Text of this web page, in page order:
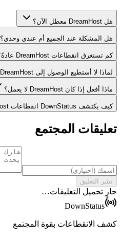
هل DreamHost معطل الآن؟
هل المشكلة عند الجميع أم عندي وحدي؟
كم تستغرق انقطاعات DreamHost عادةً؟
لماذا لا أستطيع الوصول إلى DreamHost؟
ماذا أفعل إذا كان DreamHost لا يعمل؟
كيف يكتشف DownStatus انقطاعات DreamHost؟
تعليقات المجتمع
نشر التعليق
جارٍ تحميل التعليقات…
DownStatus
كشف الانقطاعات بقوة المجتمع